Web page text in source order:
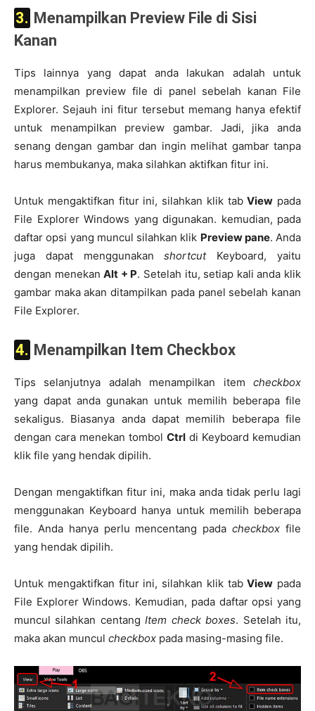
3. Menampilkan Preview File di Sisi
Kanan
Tips lainnya yang dapat anda lakukan adalah untuk
menampilkan preview file di panel sebelah kanan File
Explorer. Sejauh ini fitur tersebut memang hanya efektif
untuk menampilkan preview gambar. Jadi, jika anda
senang dengan gambar dan ingin melihat gambar tanpa
harus membukanya, maka silahkan aktifkan fitur ini.
Untuk mengaktifkan fitur ini, silahkan klik tabView pada
File Explorer Windows yang digunakan. kemudian, pada
daftar opsi yang muncul silahkan klik Preview pane. Anda
juga dapat menggunakanshortcutKeyboard, yaitu
dengan menekanAlt + P. Setelah itu, setiap kali anda klik
gambar maka akan ditampilkan pada panel sebelah kanan
File Explorer.
4. Menampilkan Item Checkbox
Tips selanjutnya adalah menampilkan item checkbox
yang dapat anda gunakan untuk memilih beberapa file
sekaligus. Biasanya anda dapat memilih beberapa file
dengan cara menekan tombol Ctrl di Keyboard kemudian
klik file yang hendak dipilih.
Dengan mengaktifkan fitur ini, maka anda tidak perlu lagi
menggunakan Keyboard hanya untuk memilih beberapa
file. Anda hanya perlu mencentang padacheckbox file
yang hendak dipilih.
Untuk mengaktifkan fitur ini, silahkan klik tabView pada
File Explorer Windows. Kemudian, pada daftar opsi yang
muncul silahkan centangItem check boxes. Setelah itu,
maka akan muncul checkbox pada masing-masing file.